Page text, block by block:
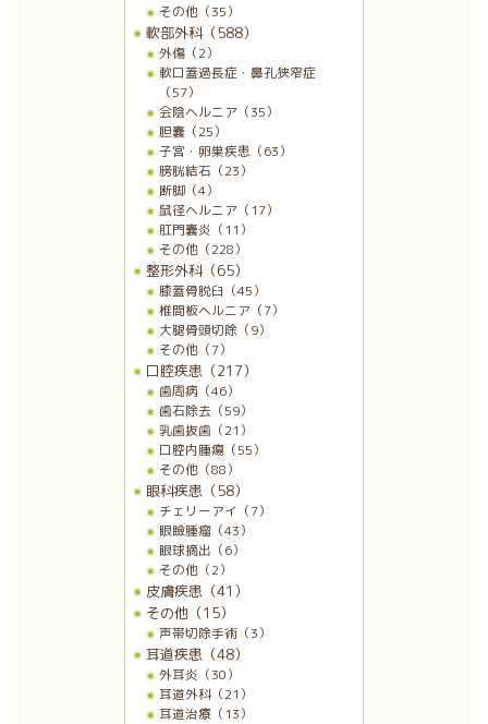
その他（35）
軟部外科（588）
外傷（2）
軟口蓋過長症・鼻孔狭窄症
（57）
会陰ヘルニア（35）
胆嚢（25）
子宮・卵巣疾患（63）
膀胱結石（23）
断脚（4）
鼠径ヘルニア（17）
肛門嚢炎（11）
その他（228）
整形外科（65）
膝蓋骨脱臼（45）
椎間板ヘルニア（7）
大腿骨頭切除（9）
その他（7）
口腔疾患（217）
歯周病（46）
歯石除去（59）
乳歯抜歯（21）
口腔内腫瘍（55）
その他（88）
眼科疾患（58）
チェリーアイ（7）
眼瞼腫瘤（43）
眼球摘出（6）
その他（2）
皮膚疾患（41）
その他（15）
声帯切除手術（3）
耳道疾患（48）
外耳炎（30）
耳道外科（21）
耳道治療（13）